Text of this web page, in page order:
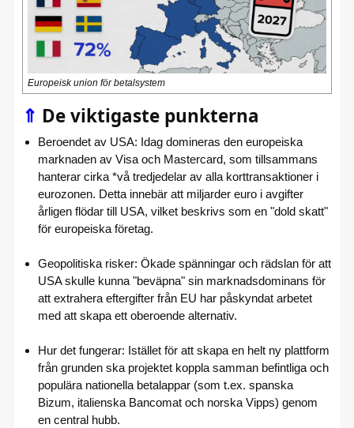
Europeisk union för betalsystem
⇑ De viktigaste punkterna
Beroendet av USA: Idag domineras den europeiska
marknaden av Visa och Mastercard, som tillsammans
hanterar cirka *vå tredjedelar av alla korttransaktioner i
eurozonen. Detta innebär att miljarder euro i avgifter
årligen flödar till USA, vilket beskrivs som en "dold skatt"
för europeiska företag.
Geopolitiska risker: Ökade spänningar och rädslan för att
USA skulle kunna "beväpna" sin marknadsdominans för
att extrahera eftergifter från EU har påskyndat arbetet
med att skapa ett oberoende alternativ.
Hur det fungerar: Istället för att skapa en helt ny plattform
från grunden ska projektet koppla samman befintliga och
populära nationella betalappar (som t.ex. spanska
Bizum, italienska Bancomat och norska Vipps) genom
en central hubb.